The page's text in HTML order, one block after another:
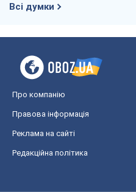
Всі думки
Про компанію
Правова інформація
Реклама на сайті
Редакційна політика